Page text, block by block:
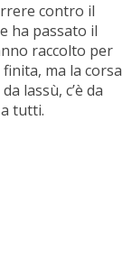
contro il
ha passato il
raccolto per
ma la corsa
lassù, c’è da
tutti.